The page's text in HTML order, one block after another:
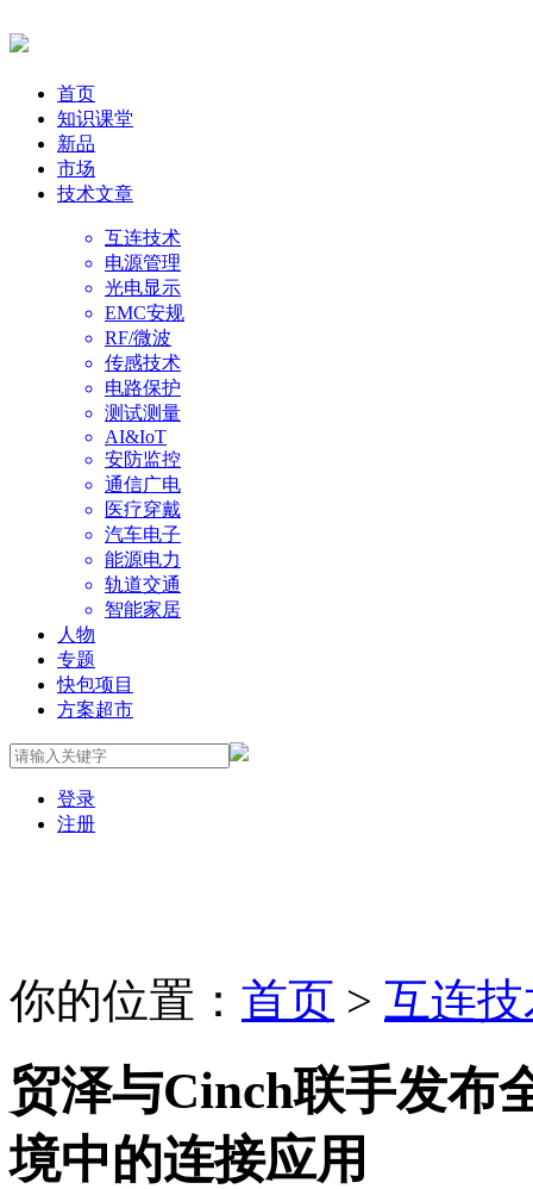
首页
知识课堂
新品
市场
技术文章
互连技术
电源管理
光电显示
EMC安规
RF/微波
传感技术
电路保护
测试测量
AI&IoT
安防监控
通信广电
医疗穿戴
汽车电子
能源电力
轨道交通
智能家居
人物
专题
快包项目
方案超市
登录
注册
你的位置： 首页 > 互连
贸泽与Cinch联手发布
境中的连接应用